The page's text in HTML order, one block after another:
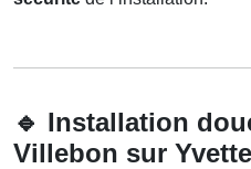
🔹 Installation
Villebon sur Yvette